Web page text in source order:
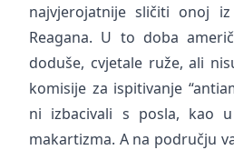
najvjerojatnije sličiti onoj
Reagana. U to doba
doduše, cvjetale ruže, ali
komisije za ispitivanje
ni izbacivali s posla, kao
makartizma. A na području